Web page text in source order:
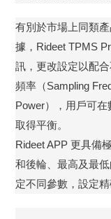
有別於市場上同類
據，Rideet TPMS
訊，更改設定以配
頻率（Sampling
Power），用戶可
取得平衡。
Rideet APP 更具備
和後輪、最高及最
定不同參數，設定精